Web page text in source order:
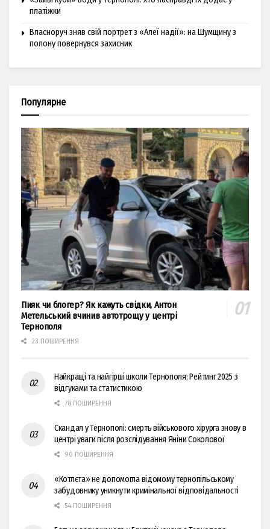
платіжки
Власноруч зняв свій портрет з «Алеї надії»: на Шумщину з
полону повернувся захисник
Популярне
Пияк чи блогер? Як кажуть свідки, Антон
Метельський вчинив автотрощу у центрі
Тернополя
23 ПОШИРЕННЯ
Найкращі та найгірші школи Тернополя: Рейтинг 2025 з
відгуками та статистикою
78 ПОШИРЕННЯ
Скандал у Тернополі: смерть військового хірурга знову в
центрі уваги після розслідування Яніни Соколової
90 ПОШИРЕННЯ
«Котлєта» не допомогла відомому тернопільському
забудовнику уникнути кримінальної відповідальності
54 ПОШИРЕННЯ